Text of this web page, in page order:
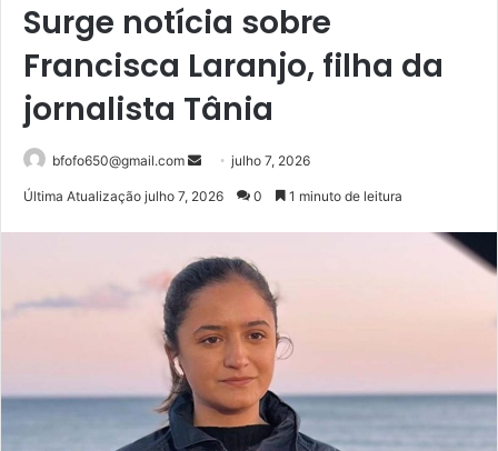
Surge notícia sobre
Francisca Laranjo, filha da
jornalista Tânia
bfofo650@gmail.com
Mandejulho 7, 2026
Última Atualização julho 7, 2026 0 1 minuto de leitura